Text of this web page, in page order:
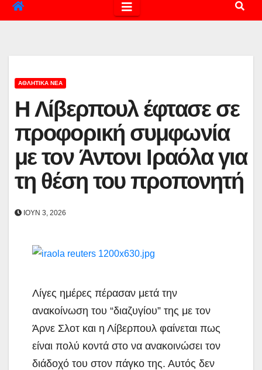
ΑΘΛΗΤΙΚΆ ΝΈΑ
Η Λίβερπουλ έφτασε σε
προφορική συμφωνία
με τον Άντονι Ιραόλα για
τη θέση του προπονητή
ΙΟΎΝ 3, 2026
Λίγες ημέρες πέρασαν μετά την
ανακοίνωση του “διαζυγίου” της με τον
Άρνε Σλοτ και η Λίβερπουλ φαίνεται πως
είναι πολύ κοντά στο να ανακοινώσει τον
διάδοχό του στον πάγκο της. Αυτός δεν